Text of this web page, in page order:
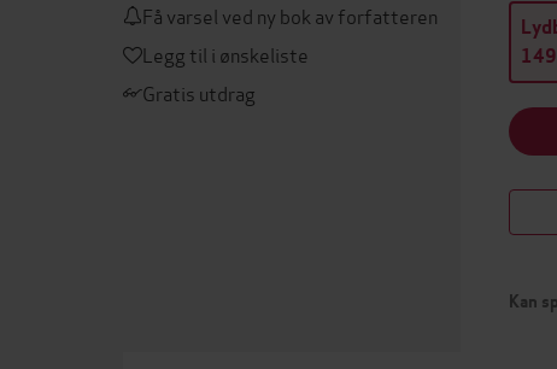
Få varsel ved ny bok av forfatteren
Legg til i ønskeliste
Gratis utdrag
Kan